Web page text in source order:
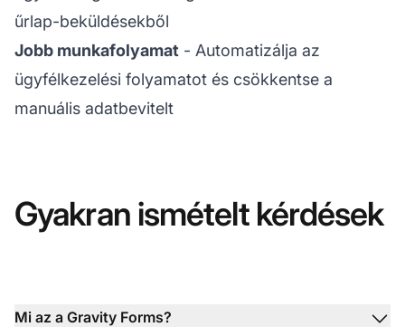
űrlap-beküldésekből
Jobb munkafolyamat - Automatizálja az
ügyfélkezelési folyamatot és csökkentse a
manuális adatbevitelt
Gyakran ismételt kérdések
Mi az a Gravity Forms?